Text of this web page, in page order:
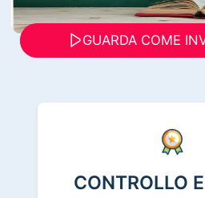
GUARDA COME
CONTROLLO